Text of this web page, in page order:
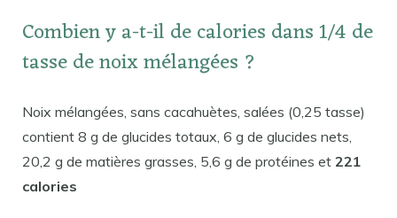
Combien y a-t-il de calories dans 1/4 de
tasse de noix mélangées ?
Noix mélangées, sans cacahuètes, salées (0,25 tasse)
contient 8 g de glucides totaux, 6 g de glucides nets,
20,2 g de matières grasses, 5,6 g de protéines et 221
calories